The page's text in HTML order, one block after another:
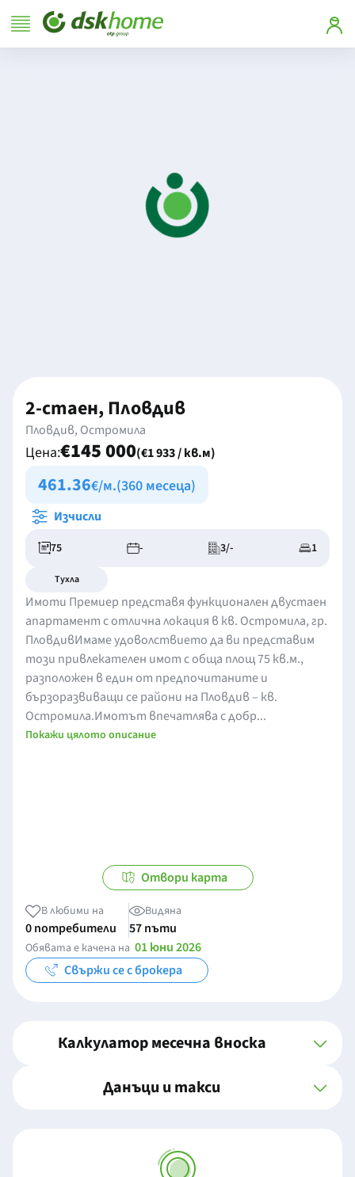
2-стаен, Пловдив
Пловдив, Остромила
Цена:€145 000(€1 933 / кв.м)
461.36€/м.(360 месеца)
Изчисли
75 - 3/- 1
Тухла
Имоти Премиер представя функционален двустаен
апартамент с отлична локация в кв. Остромила, гр.
ПловдивИмаме удоволствието да ви представим
този привлекателен имот с обща площ 75 кв.м.,
разположен в един от предпочитаните и
бързоразвиващи се райони на Пловдив – кв.
Остромила.Имотът впечатлява с добр...
Покажи цялото описание
Отвори карта
В любими на
0 потребители
Видяна
57 пъти
Обявата е качена на 01 юни 2026
Свържи се с брокера
Калкулатор месечна вноска
Данъци и такси